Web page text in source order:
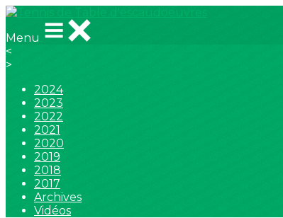
Menu
<
>
2024
2023
2022
2021
2020
2019
2018
2017
Archives
Vidéos